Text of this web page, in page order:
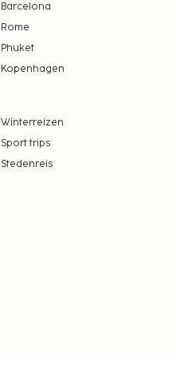
Barcelona
Rome
Phuket
Kopenhagen
Winterreizen
Sport trips
Stedenreis